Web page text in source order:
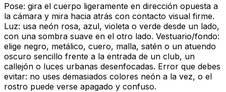
Pose: gira el cuerpo ligeramente en dirección opuesta a
la cámara y mira hacia atrás con contacto visual firme.
Luz: usa neón rosa, azul, violeta o verde desde un lado,
con una sombra suave en el otro lado. Vestuario/fondo:
elige negro, metálico, cuero, malla, satén o un atuendo
oscuro sencillo frente a la entrada de un club, un
callejón o luces urbanas desenfocadas. Error que debes
evitar: no uses demasiados colores neón a la vez, o el
rostro puede verse apagado y confuso.